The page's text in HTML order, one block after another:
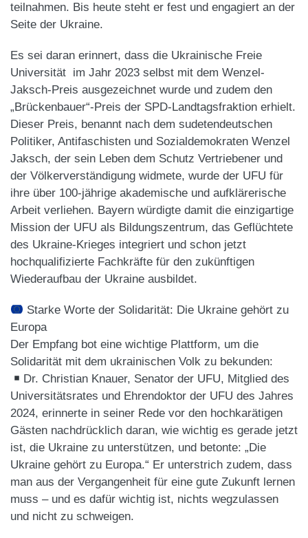
teilnahmen. Bis heute steht er fest und engagiert an der
Seite der Ukraine.
​Es sei daran erinnert, dass die Ukrainische Freie
Universität im Jahr 2023 selbst mit dem Wenzel-
Jaksch-Preis ausgezeichnet wurde und zudem den
„Brückenbauer“-Preis der SPD-Landtagsfraktion erhielt.
Dieser Preis, benannt nach dem sudetendeutschen
Politiker, Antifaschisten und Sozialdemokraten Wenzel
Jaksch, der sein Leben dem Schutz Vertriebener und
der Völkerverständigung widmete, wurde der UFU für
ihre über 100-jährige akademische und aufklärerische
Arbeit verliehen. Bayern würdigte damit die einzigartige
Mission der UFU als Bildungszentrum, das Geflüchtete
des Ukraine-Krieges integriert und schon jetzt
hochqualifizierte Fachkräfte für den zukünftigen
Wiederaufbau der Ukraine ausbildet.
Starke Worte der Solidarität: Die Ukraine gehört zu
Europa
Der Empfang bot eine wichtige Plattform, um die
Solidarität mit dem ukrainischen Volk zu bekunden:
​Dr. Christian Knauer, Senator der UFU, Mitglied des
Universitätsrates und Ehrendoktor der UFU des Jahres
2024, erinnerte in seiner Rede vor den hochkarätigen
Gästen nachdrücklich daran, wie wichtig es gerade jetzt
ist, die Ukraine zu unterstützen, und betonte: „Die
Ukraine gehört zu Europa.“ Er unterstrich zudem, dass
man aus der Vergangenheit für eine gute Zukunft lernen
muss – und es dafür wichtig ist, nichts wegzulassen
und nicht zu schweigen.